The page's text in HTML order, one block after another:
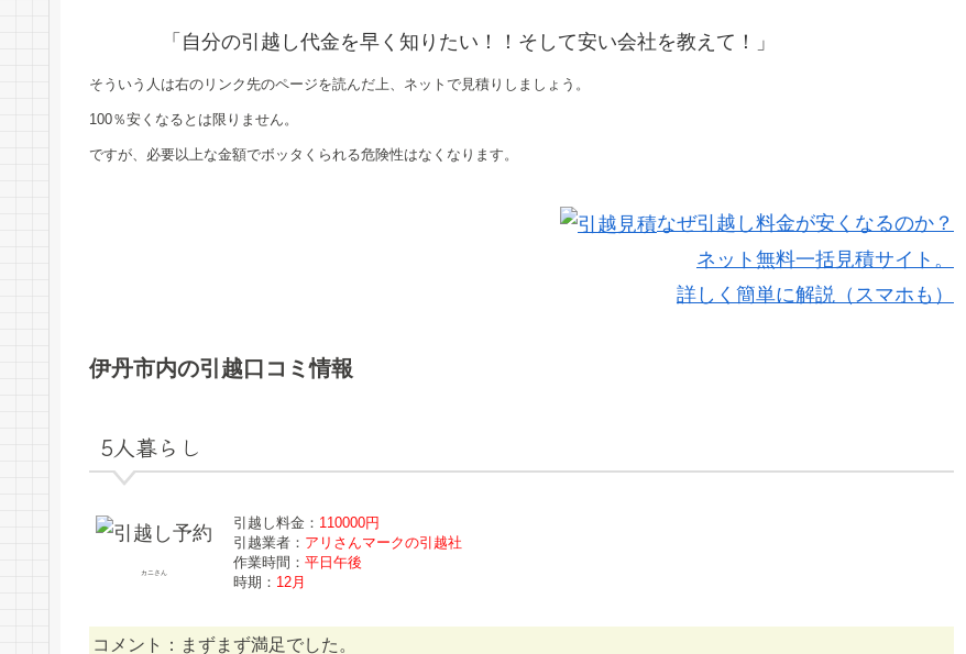
「自分の引越し代金を早く知りたい！！そして安い会社を教えて！」
そういう人は右のリンク先のページを読んだ上、ネットで見積りしましょう。
100％安くなるとは限りません。
ですが、必要以上な金額でボッタくられる危険性はなくなります。
なぜ引越し料金が安くなるのか？
ネット無料一括見積サイト。
詳しく簡単に解説（スマホも）
伊丹市内の引越口コミ情報
5人暮らし
カニさん
引越し料金： 110000円
引越業者： アリさんマークの引越社
作業時間： 平日午後
時期： 12月
コメント：まずまず満足でした。